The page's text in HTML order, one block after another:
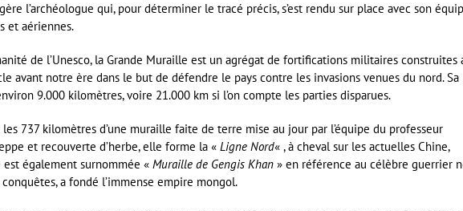
l’archéologue qui, pour déterminer le tracé précis, s’est rendu sur place avec son
et aériennes.
de l’Unesco, la Grande Muraille est un agrégat de fortifications militaires construites
avant notre ère dans le but de défendre le pays contre les invasions venues du nord. Sa
9.000 kilomètres, voire 21.000 km si l’on compte les parties disparues.
les 737 kilomètres d’une muraille faite de terre mise au jour par l’équipe du professeur
et recouverte d’herbe, elle forme la « Ligne Nord« , à cheval sur les actuelles Chine,
également surnommée « Muraille de Gengis Khan » en référence au célèbre guerrier
a fondé l’immense empire mongol.